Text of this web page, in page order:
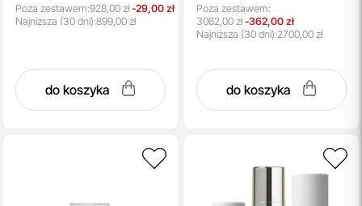
Poza zestawem:928,00 zł-29,00 zł
Najniższa (30 dni):899,00 zł
do koszyka
Poza zestawem:
3062,00 zł-362,00 zł
Najniższa (30 dni):2700,00 zł
do koszyka